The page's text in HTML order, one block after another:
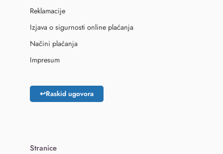
Reklamacije
Izjava o sigurnosti online plaćanja
Načini plaćanja
Impresum
↩Raskid ugovora
Stranice